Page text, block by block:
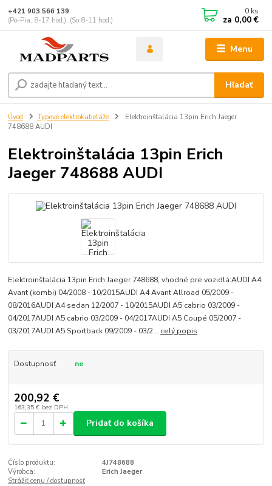
Menu
Hľadať
+421 903 566 139
(Po-Pia, 8-17 hod.), (So 8-11 hod.)
0 ks
za 0,00 €
Úvod Typové elektrokabeláže
Elektroinštalácia 13pin Erich Jaeger
748688 AUDI
Elektroinštalácia 13pin Erich
Jaeger 748688 AUDI
Elektroinštalácia 13pin Erich Jaeger 748688, vhodné pre vozidlá:AUDI A4
Avant (kombi) 04/2008 - 10/2015AUDI A4 Avant Allroad 05/2009 -
08/2016AUDI A4 sedan 12/2007 - 10/2015AUDI A5 cabrio 03/2009 -
04/2017AUDI A5 cabrio 03/2009 - 04/2017AUDI A5 Coupé 05/2007 -
03/2017AUDI A5 Sportback 09/2009 - 03/2... celý popis
Dostupnosť ne
200,92 €
163,35 € bez DPH
Pridať do košíka
Číslo produktu:
4J748688
Výrobca:
Erich Jaeger
Strážiť cenu / dostupnosť